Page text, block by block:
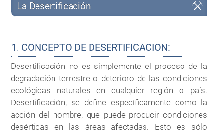
La Desertificación
1. CONCEPTO DE DESERTIFICACION:
Desertificación no es simplemente el proceso de la
degradación terrestre o deterioro de las condiciones
ecológicas naturales en cualquier región o país.
Desertificación, se define específicamente como la
acción del hombre, que puede producir condiciones
desérticas en las áreas afectadas. Esto es sólo